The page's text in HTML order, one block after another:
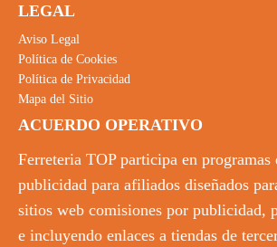
LEGAL
Aviso Legal
Política de Cookies
Política de Privacidad
Mapa del Sitio
ACUERDO OPERATIVO
Ferreteria TOP participa en programas
publicidad para afiliados diseñados
sitios web comisiones por publicidad,
e incluyendo enlaces a tiendas de